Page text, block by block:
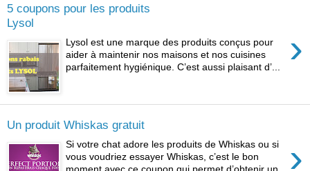
5 coupons pour les produits
Lysol
›
Lysol est une marque des produits conçus pour
aider à maintenir nos maisons et nos cuisines
parfaitement hygiénique. C’est aussi plaisant d’...
Un produit Whiskas gratuit
›
Si votre chat adore les produits de Whiskas ou si
vous voudriez essayer Whiskas, c’est le bon